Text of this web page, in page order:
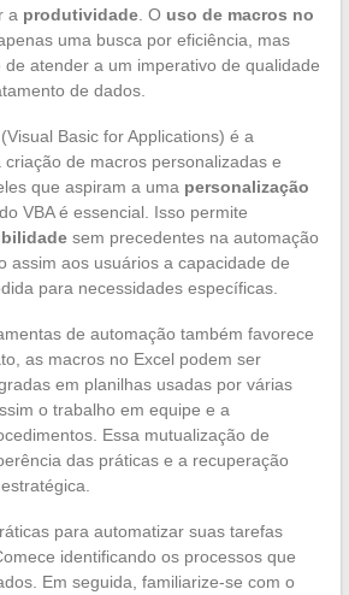
a produtividade. O uso de macros no
uma busca por eficiência, mas
atender a um imperativo de qualidade
de dados.
Basic for Applications) é a
de macros personalizadas e
que aspiram a uma personalização
VBA é essencial. Isso permite
sem precedentes na automação
assim aos usuários a capacidade de
para necessidades específicas.
de automação também favorece
as macros no Excel podem ser
em planilhas usadas por várias
o trabalho em equipe e a
Essa mutualização de
das práticas e a recuperação
para automatizar suas tarefas
identificando os processos que
Em seguida, familiarize-se com o